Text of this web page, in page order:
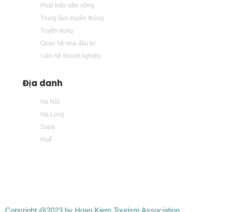
Phát triển bền vững
Trung tâm truyền thông
Tuyển dụng
Quan hệ nhà đầu tư
Liên hệ doanh nghiệp
Địa danh
Hà Nội
Hạ Long
Sapa
Huế
Copyright @2023 by Hoan Kiem Tourism Association